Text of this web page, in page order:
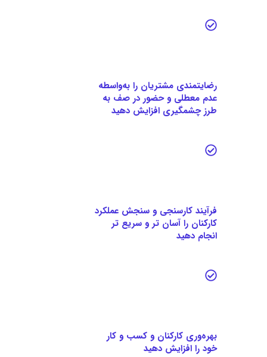
رضایتمندی مشتریان را به‌واسطه
عدم معطلی و حضور در صف به
طرز چشمگیری افزایش دهید
فرآیند کارسنجی و سنجش عملکرد
کارکنان را آسان تر و سریع تر
انجام دهید
بهره‌وری کارکنان و کسب و کار
خود را افزایش دهید